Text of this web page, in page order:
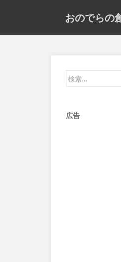
おのでらの
検
広告